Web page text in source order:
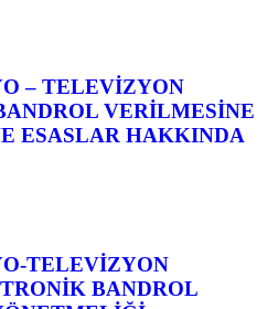
– TELEVİZYON
VERİLMESİNE
ESASLAR HAKKINDA
TELEVİZYON
BANDROL